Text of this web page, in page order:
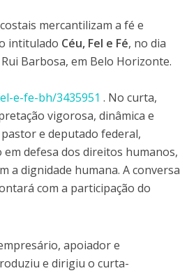
mercantilizam a fé e
intitulado Céu, Fel e Fé, no dia
Barbosa, em Belo Horizonte.
e-fe-bh/3435951 . No curta,
vigorosa, dinâmica e
e deputado federal,
defesa dos direitos humanos,
a dignidade humana. A conversa
com a participação do
apoiador e
e dirigiu o curta-